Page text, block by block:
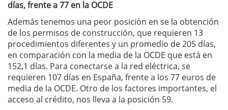
días, frente a 77 en la OCDE
Además tenemos una peor posición en se la obtención
de los permisos de construcción, que requieren 13
procedimientos diferentes y un promedio de 205 días,
en comparación con la media de la OCDE que está en
152,1 días. Para conectarse a la red eléctrica, se
requieren 107 días en España, frente a los 77 euros de
media de la OCDE. Otro de los factores importantes, el
acceso al crédito, nos lleva a la posición 59.